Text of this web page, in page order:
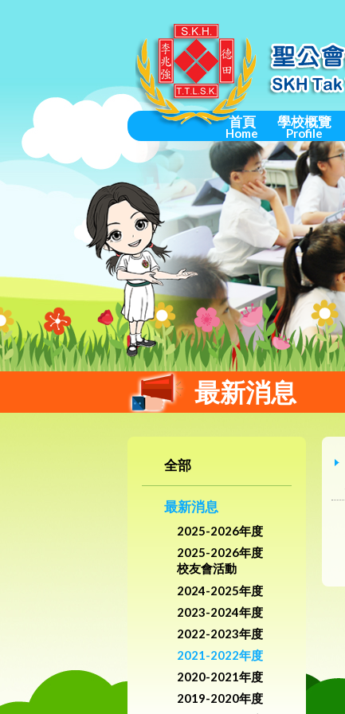
首頁
Home
學校概覽
Profile
最新消息
全部
最新消息
2025-2026年度
2025-2026年度
校友會活動
2024-2025年度
2023-2024年度
2022-2023年度
2021-2022年度
2020-2021年度
2019-2020年度